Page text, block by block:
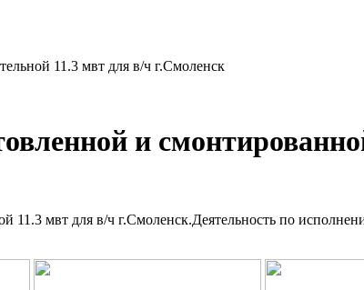
11.3 мвт для в/ч г.Смоленск
и
мвт для в/ч г.Смоленск.Деятельность по